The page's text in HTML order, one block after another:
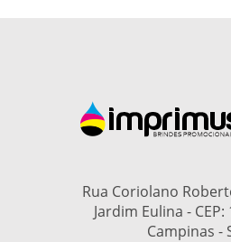
Rua Coriolano
Jardim Eulina - CEP:
Campinas -